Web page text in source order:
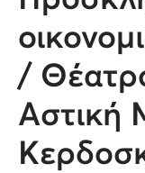
/
Αστική